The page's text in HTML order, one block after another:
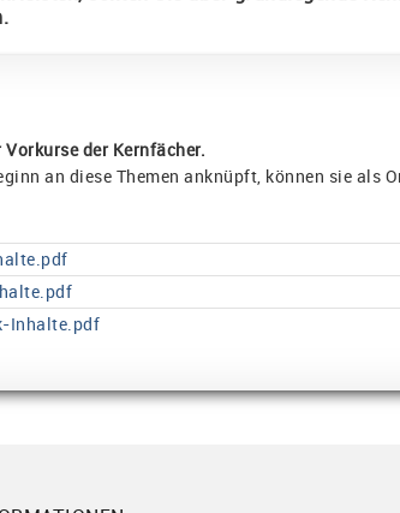
der Kernfächer.
an diese Themen anknüpft, können sie als
Inhalte.pdf